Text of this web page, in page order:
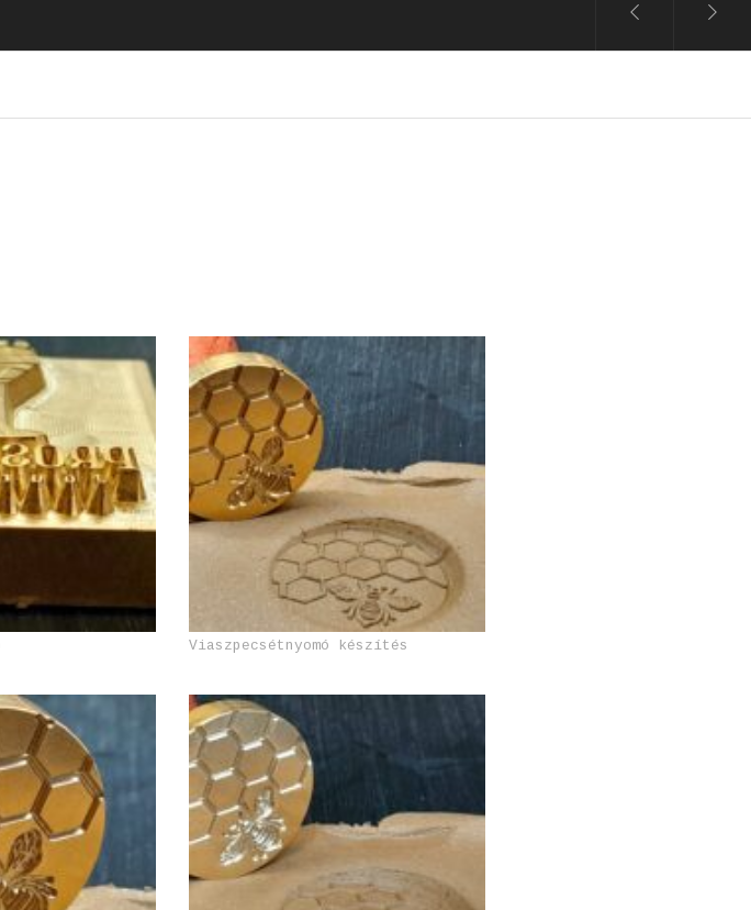
Viaszpecsétnyomó készítés